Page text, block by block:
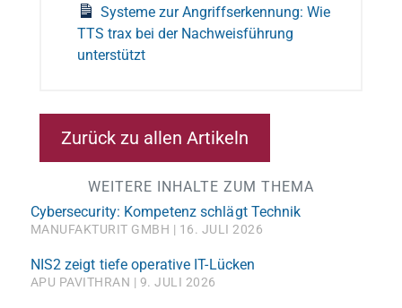
Systeme zur Angriffserkennung: Wie
TTS trax bei der Nachweisführung
unterstützt
Zurück zu allen Artikeln
WEITERE INHALTE ZUM THEMA
Cybersecurity: Kompetenz schlägt Technik
MANUFAKTURIT GMBH 16. JULI 2026
NIS2 zeigt tiefe operative IT-Lücken
APU PAVITHRAN 9. JULI 2026